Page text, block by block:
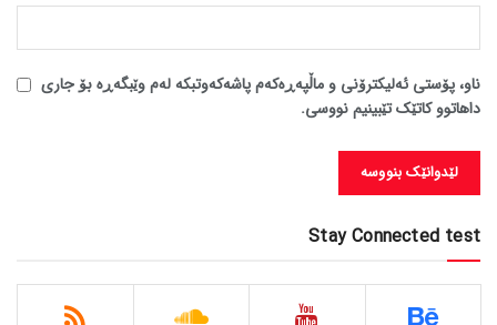
ناو، پۆستی ئەلیکترۆنی و ماڵپەڕەکەم پاشەکەوتبکە لەم وێبگەڕە بۆ جاری
داهاتوو کاتێک تێبینیم نووسی.
Stay Connected test